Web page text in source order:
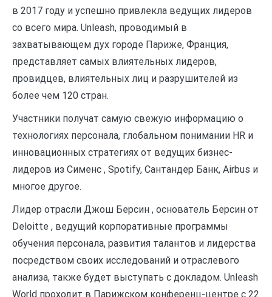
в 2017 году и успешно привлекла ведущих лидеров
со всего мира. Unleash, проводимый в
захватывающем дух городе Париже, Франция,
представляет самых влиятельных лидеров,
провидцев, влиятельных лиц и разрушителей из
более чем 120 стран.
Участники получат самую свежую информацию о
технологиях персонала, глобальном понимании HR и
инновационных стратегиях от ведущих бизнес-
лидеров из Сименс , Spotify, Сантандер Банк, Airbus и
многое другое.
Лидер отрасли Джош Берсин , основатель Берсин от
Deloitte , ведущий корпоративные программы
обучения персонала, развития талантов и лидерства
посредством своих исследований и отраслевого
анализа, также будет выступать с докладом. Unleash
World проходит в Парижском конференц-центре с 22